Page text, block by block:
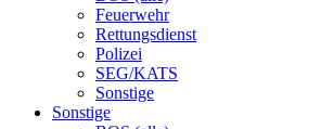
Feuerwehr
Rettungsdienst
Polizei
SEG/KATS
Sonstige
Sonstige